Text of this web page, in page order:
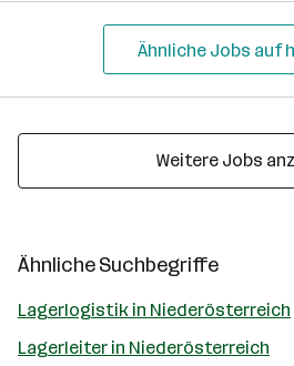
Ähnliche Jobs auf
Weitere Jobs
Ähnliche Suchbegriffe
Lagerlogistik in Niederösterreich
Lagerleiter in Niederösterreich